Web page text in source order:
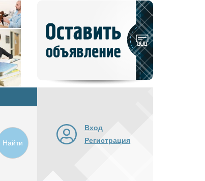
объявление
Найти
Вход
Регистрация